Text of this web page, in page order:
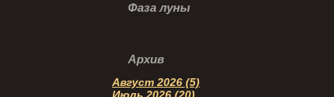
Фаза луны
Архив
Август 2026 (5)